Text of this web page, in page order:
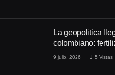
La geopolítica
colombiano:
conflictos y
9 julio, 2026 5Vistas